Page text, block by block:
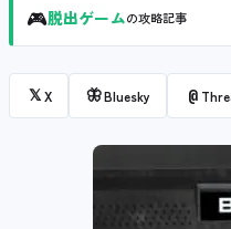
🎮脱出ゲームの攻略記事
𝕏X 🦋Bluesky @